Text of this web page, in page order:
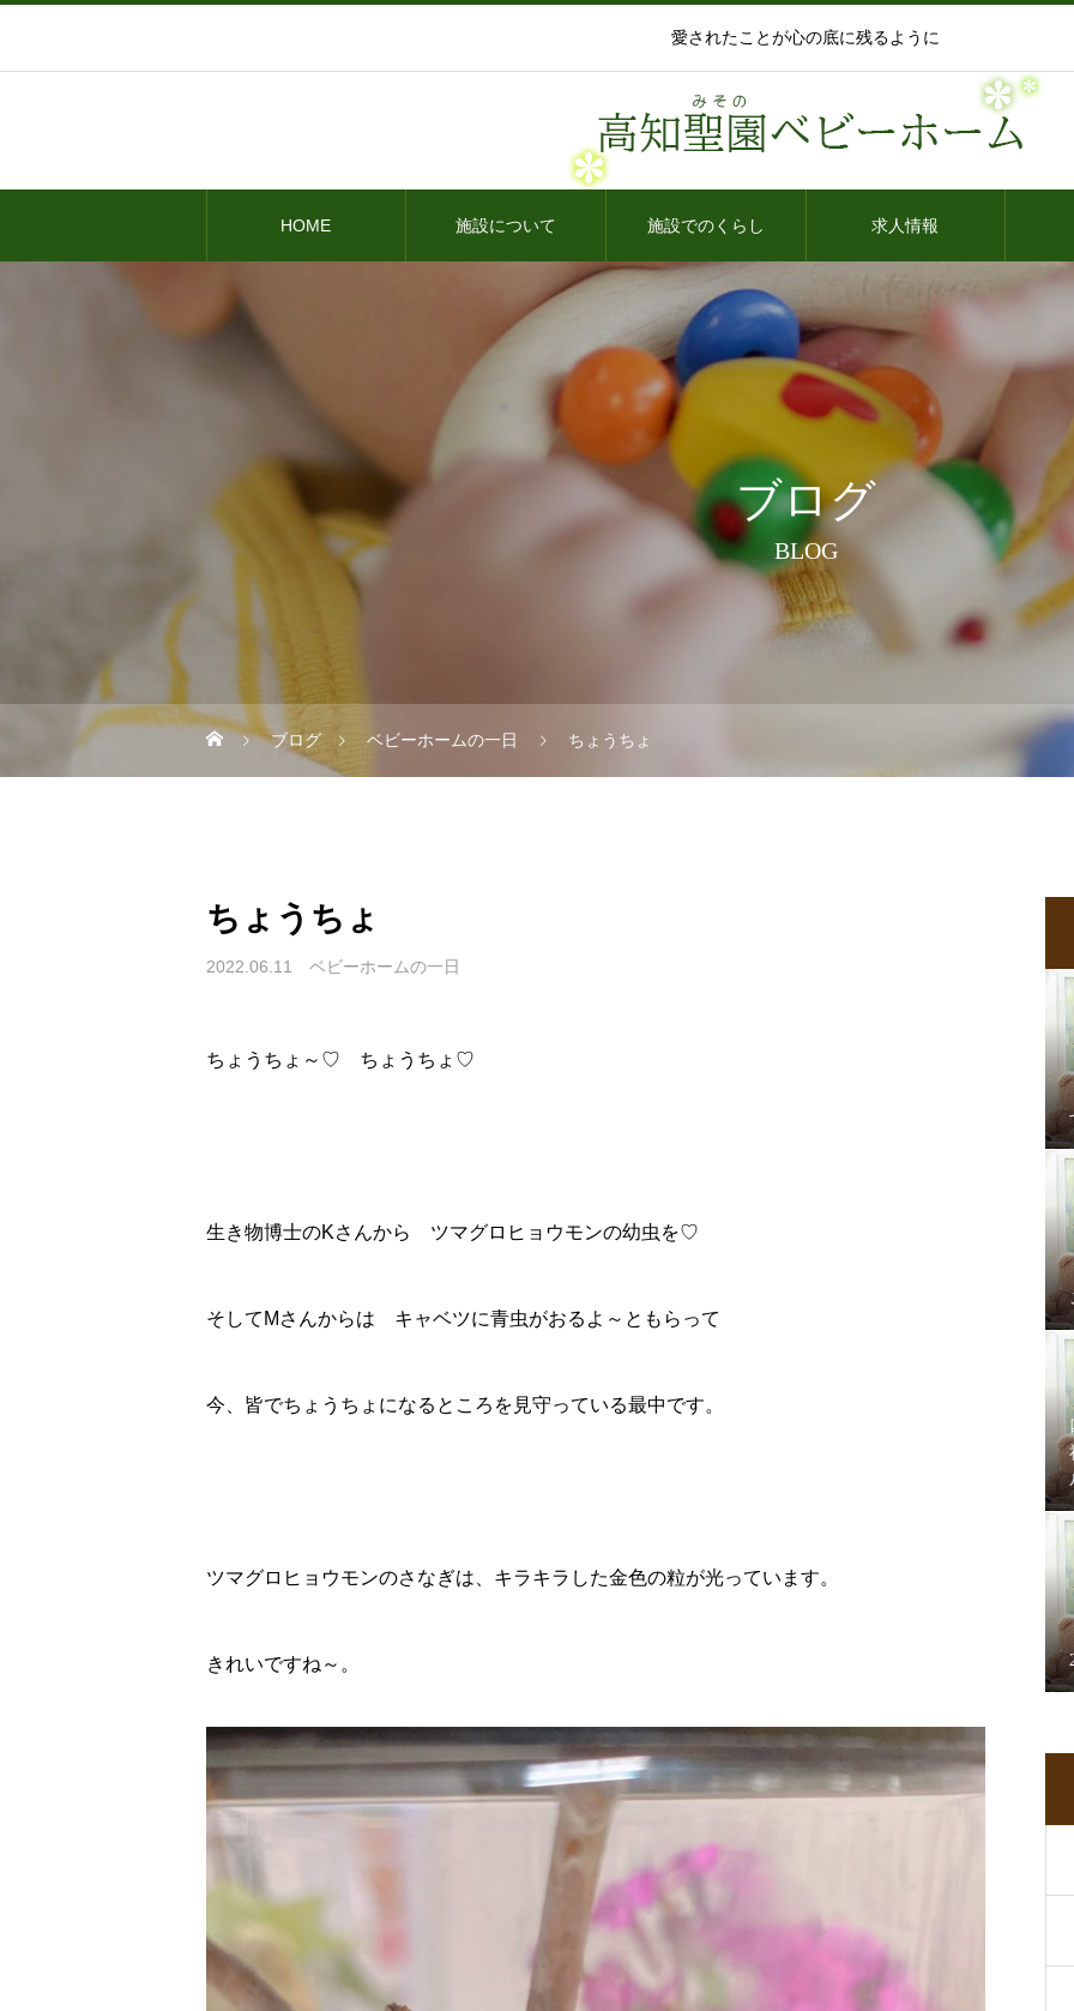
愛されたことが心の底に残るように
HOME 施設について 施設でのくらし 求人情報
ブログ
BLOG
ブログ ベビーホームの一日 ちょうちょ
ちょうちょ
2022.06.11 ベビーホームの一日
ちょうちょ～♡ ちょうちょ♡
生き物博士のKさんから ツマグロヒョウモンの幼虫を♡
そしてMさんからは キャベツに青虫がおるよ～ともらって
今、皆でちょうちょになるところを見守っている最中です。
ツマグロヒョウモンのさなぎは、キラキラした金色の粒が光っています。
きれいですね～。